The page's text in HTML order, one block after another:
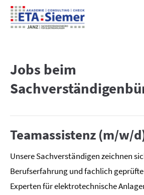
Jobs beim
Teamassistenz (m/w/
Unsere Sachverständigen zeichnen
Berufserfahrung und fachlich
Experten für elektrotechnische